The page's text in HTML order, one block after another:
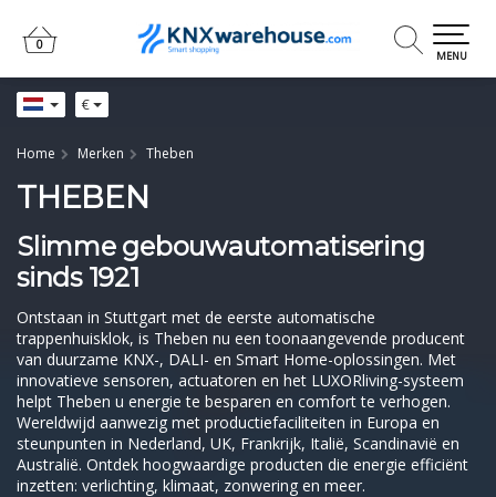
€
0
0
MENU
Home Merken Theben
THEBEN
Slimme gebouwautomatisering
sinds 1921
Ontstaan in Stuttgart met de eerste automatische
trappenhuisklok, is Theben nu een toonaangevende producent
van duurzame KNX-, DALI- en Smart Home-oplossingen. Met
innovatieve sensoren, actuatoren en het LUXORliving-systeem
helpt Theben u energie te besparen en comfort te verhogen.
Wereldwijd aanwezig met productiefaciliteiten in Europa en
steunpunten in Nederland, UK, Frankrijk, Italië, Scandinavië en
Australië. Ontdek hoogwaardige producten die energie efficiënt
inzetten: verlichting, klimaat, zonwering en meer.